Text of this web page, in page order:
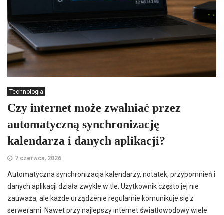
Technologia
Czy internet może zwalniać przez
automatyczną synchronizację
kalendarza i danych aplikacji?
7 czerwca, 2026
Automatyczna synchronizacja kalendarzy, notatek, przypomnień i
danych aplikacji działa zwykle w tle. Użytkownik często jej nie
zauważa, ale każde urządzenie regularnie komunikuje się z
serwerami. Nawet przy najlepszy internet światłowodowy wiele